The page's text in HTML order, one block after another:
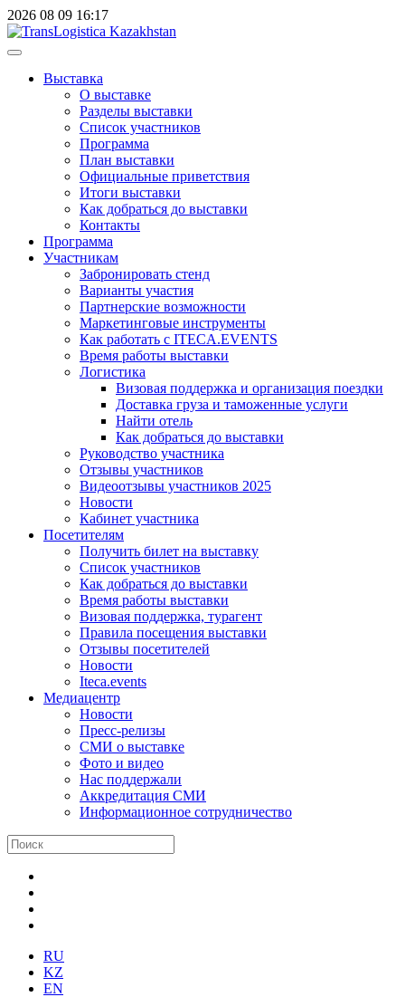
2026 08 09 16:17
Выставка
О выставке
Разделы выставки
Список участников
Программа
План выставки
Официальные приветствия
Итоги выставки
Как добраться до выставки
Контакты
Программа
Участникам
Забронировать стенд
Варианты участия
Партнерские возможности
Маркетинговые инструменты
Как работать с ITECA.EVENTS
Время работы выставки
Логистика
Визовая поддержка и организация поездки
Доставка груза и таможенные услуги
Найти отель
Как добраться до выставки
Руководство участника
Отзывы участников
Видеоотзывы участников 2025
Новости
Кабинет участника
Посетителям
Получить билет на выставку
Список участников
Как добраться до выставки
Время работы выставки
Визовая поддержка, турагент
Правила посещения выставки
Отзывы посетителей
Новости
Iteca.events
Медиацентр
Новости
Пресс-релизы
СМИ о выставке
Фото и видео
Нас поддержали
Аккредитация СМИ
Информационное сотрудничество
RU
KZ
EN